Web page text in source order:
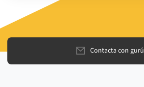
Contacta con gurú